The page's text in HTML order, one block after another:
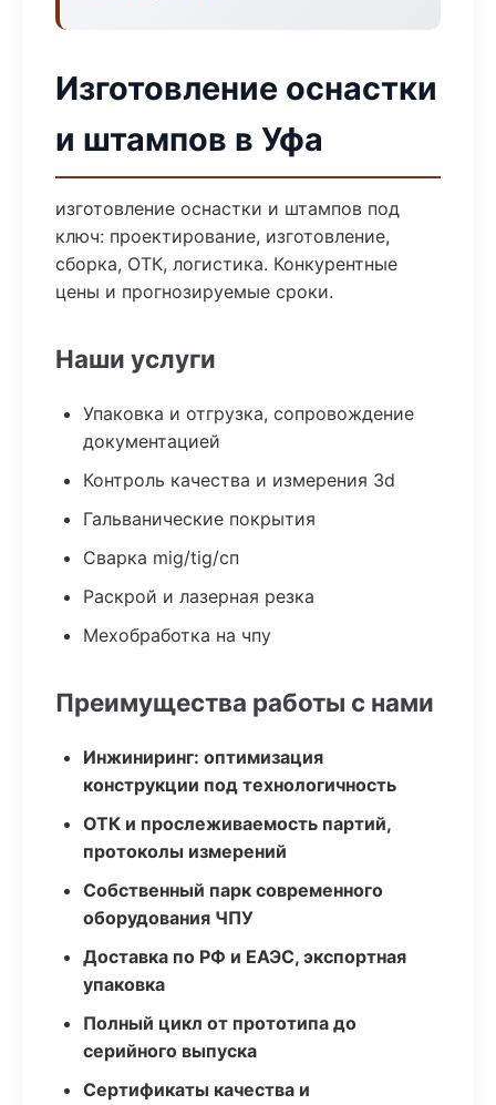
Изготовление оснастки
и штампов в Уфа
изготовление оснастки и штампов под
ключ: проектирование, изготовление,
сборка, ОТК, логистика. Конкурентные
цены и прогнозируемые сроки.
Наши услуги
Упаковка и отгрузка, сопровождение
документацией
Контроль качества и измерения 3d
Гальванические покрытия
Сварка mig/tig/сп
Раскрой и лазерная резка
Мехобработка на чпу
Преимущества работы с нами
Инжиниринг: оптимизация
конструкции под технологичность
ОТК и прослеживаемость партий,
протоколы измерений
Собственный парк современного
оборудования ЧПУ
Доставка по РФ и ЕАЭС, экспортная
упаковка
Полный цикл от прототипа до
серийного выпуска
Сертификаты качества и